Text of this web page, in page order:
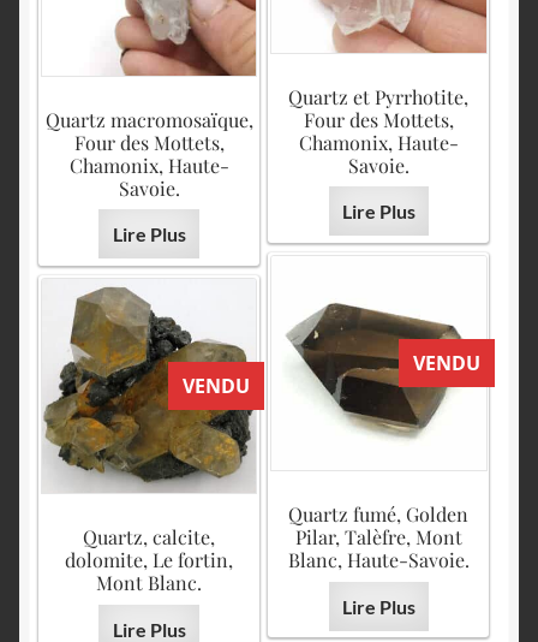
Quartz et Pyrrhotite,
Four des Mottets,
Chamonix, Haute-
Savoie.
Lire Plus
Quartz macromosaïque,
Four des Mottets,
Chamonix, Haute-
Savoie.
Lire Plus
VENDU
Quartz fumé, Golden
Pilar, Talèfre, Mont
Blanc, Haute-Savoie.
Lire Plus
VENDU
Quartz, calcite,
dolomite, Le fortin,
Mont Blanc.
Lire Plus